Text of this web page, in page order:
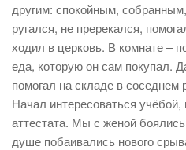
другим: спокойным,
ругался, не пререкался,
ходил в церковь. В комнате –
еда, которую он сам покупал.
помогал на складе в соседнем
Начал интересоваться учёбой,
аттестата. Мы с женой
душе побаивались нового